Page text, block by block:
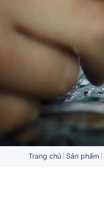
Trang chủ Sản phẩm